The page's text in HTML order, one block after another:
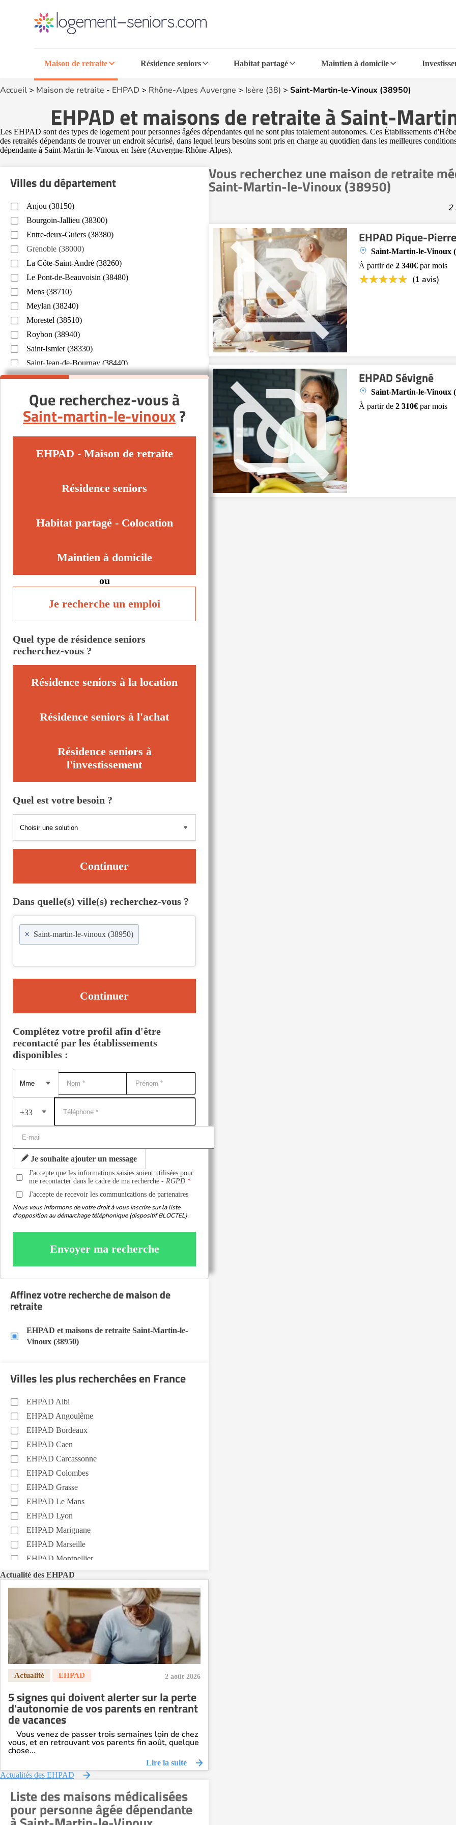
Maison de retraite Résidence seniors Habitat partagé Maintien à domicile
Accueil> Maison de retraite - EHPAD > Rhône-Alpes Auvergne > Isère (38) > Saint-Martin-le-Vinoux (38950)
EHPAD et maisons de retraite à Saint-
Les EHPAD sont des types de logement pour personnes âgées dépendantes qui ne sont plus totalement autonomes. Ces Établissements
des retraités dépendants de trouver un endroit sécurisé, dans lequel leurs besoins sont pris en charge au quotidien dans les meilleures
dépendante à Saint-Martin-le-Vinoux en Isère (Auvergne-Rhône-Alpes).
Vous recherchez une maison de retraite
Saint-Martin-le-Vinoux (38950)
2
EHPAD Pique-
Saint-Martin-le-Vinoux
À partir de2 340€ par mois
(1 avis)
EHPAD Sévigné
Saint-Martin-le-Vinoux
À partir de2 310€ par mois
Villes du département
Anjou (38150)
Bourgoin-Jallieu (38300)
Entre-deux-Guiers (38380)
Grenoble (38000)
La Côte-Saint-André (38260)
Le Pont-de-Beauvoisin (38480)
Mens (38710)
Meylan (38240)
Morestel (38510)
Roybon (38940)
Saint-Ismier (38330)
Saint-Jean-de-Bournay (38440)
Saint-Laurent-du-Pont (38380)
Seyssins (38180)
Tullins (38210)
Vinay (38470)
Que recherchez-vous à
Saint-martin-le-vinoux?
EHPAD - Maison de retraite
Résidence seniors
Habitat partagé - Colocation
Maintien à domicile
ou
Je recherche un emploi
Quel type de résidence seniors
recherchez-vous ?
Résidence seniors à la location
Résidence seniors à l'achat
Résidence seniors à
l'investissement
Quel est votre besoin ?
Continuer
Dans quelle(s) ville(s) recherchez-vous ?
× Saint-martin-le-vinoux (38950)
Continuer
Complétez votre profil afin d'être
recontacté par les établissements
disponibles :
+33
Je souhaite ajouter un message
J'accepte que les informations saisies soient utilisées pour
me recontacter dans le cadre de ma recherche -RGPD
J'accepte de recevoir les communications de partenaires
Nous vous informons de votre droit à vous inscrire sur la liste
d'opposition au démarchage téléphonique (dispositif BLOCTEL).
Envoyer ma recherche
Affinez votre recherche de maison de
retraite
EHPAD et maisons de retraite Saint-Martin-le-
Vinoux (38950)
Villes les plus recherchées en France
EHPAD Albi
EHPAD Angoulême
EHPAD Bordeaux
EHPAD Caen
EHPAD Carcassonne
EHPAD Colombes
EHPAD Grasse
EHPAD Le Mans
EHPAD Lyon
EHPAD Marignane
EHPAD Marseille
EHPAD Montpellier
EHPAD Nantes
EHPAD Nice
EHPAD Paris
EHPAD Royan
EHPAD Saint-Etienne
EHPAD Toulouse
EHPAD Tours
EHPAD Troyes
Actualité des EHPAD
2 août 2026
5 signes qui doivent alerter sur la perte
d'autonomie de vos parents en rentrant
de vacances
Vous venez de passer trois semaines loin de chez
vous, et en retrouvant vos parents fin août, quelque
chose...
Lire la suite
Actualités des EHPAD
Liste des maisons médicalisées
pour personne âgée dépendante